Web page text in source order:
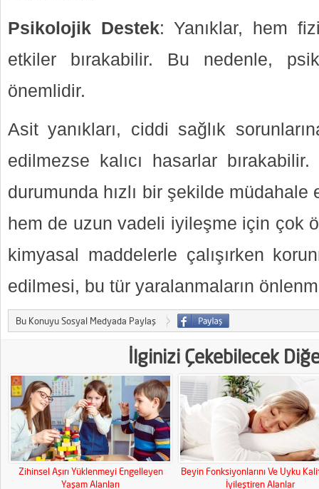
Psikolojik Destek: Yanıklar, hem
etkiler bırakabilir. Bu nedenle,
önemlidir.
Asit yanıkları, ciddi sağlık
edilmezse kalıcı hasarlar
durumunda hızlı bir şekilde
hem de uzun vadeli iyileşme için çok
kimyasal maddelerle çalışırken
edilmesi, bu tür yaralanmaların
Bu Konuyu Sosyal Medyada Paylaş
İlginizi Çekebilecek
Zihinsel Aşırı Yüklenmeyi Engelleyen
Yaşam Alanları
Beyin Fonksiyonlarını Ve Uyku
İyileştiren Alanlar